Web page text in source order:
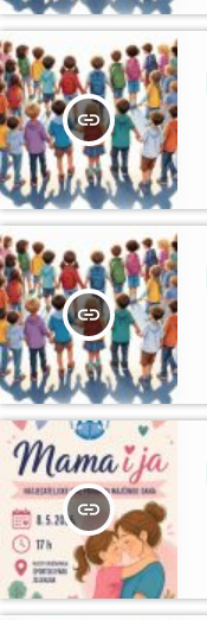
insert_link
insert_link
insert_link